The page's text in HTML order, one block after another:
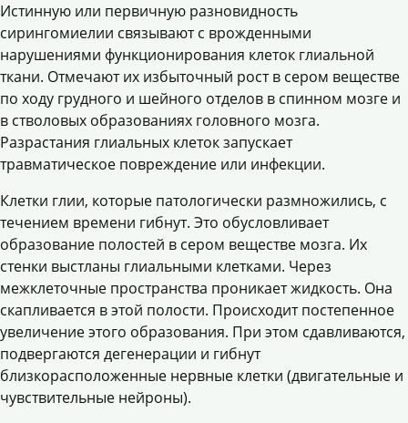
Истинную или первичную разновидность
сирингомиелии связывают с врожденными
нарушениями функционирования клеток глиальной
ткани. Отмечают их избыточный рост в сером веществе
по ходу грудного и шейного отделов в спинном мозге и
в стволовых образованиях головного мозга.
Разрастания глиальных клеток запускает
травматическое повреждение или инфекции.
Клетки глии, которые патологически размножились, с
течением времени гибнут. Это обусловливает
образование полостей в сером веществе мозга. Их
стенки выстланы глиальными клетками. Через
межклеточные пространства проникает жидкость. Она
скапливается в этой полости. Происходит постепенное
увеличение этого образования. При этом сдавливаются,
подвергаются дегенерации и гибнут
близкорасположенные нервные клетки (двигательные и
чувствительные нейроны).